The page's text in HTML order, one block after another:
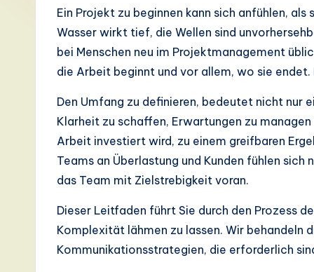
m
Ein Projekt zu beginnen kann sich anfühlen,
Wasser wirkt tief, die Wellen sind
bei Menschen neu im Projektmanagement
die Arbeit beginnt und vor allem, wo sie endet.
Den Umfang zu definieren, bedeutet nicht nur
Klarheit zu schaffen, Erwartungen zu
Arbeit investiert wird, zu einem greifbaren
Teams an Überlastung und Kunden fühlen
das Team mit Zielstrebigkeit voran.
Dieser Leitfaden führt Sie durch den Prozess
Komplexität lähmen zu lassen. Wir behandeln
Kommunikationsstrategien, die erforderlich